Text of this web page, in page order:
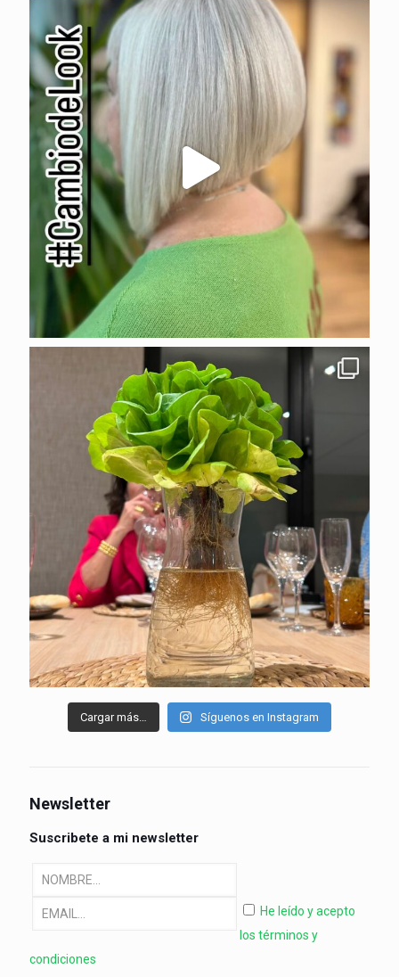
Cargar más… Síguenos en Instagram
Newsletter
Suscribete a mi newsletter
He leído y acepto
los términos y
condiciones